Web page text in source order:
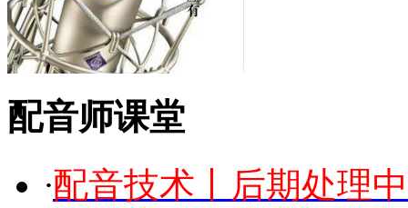
配音师课堂
·配音技术丨后期处理